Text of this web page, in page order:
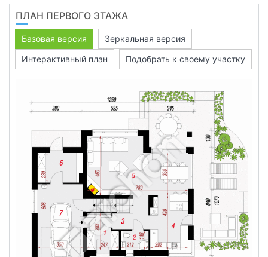
ПЛАН ПЕРВОГО ЭТАЖА
Базовая версия
Зеркальная версия
Интерактивный план
Подобрать к своему участку